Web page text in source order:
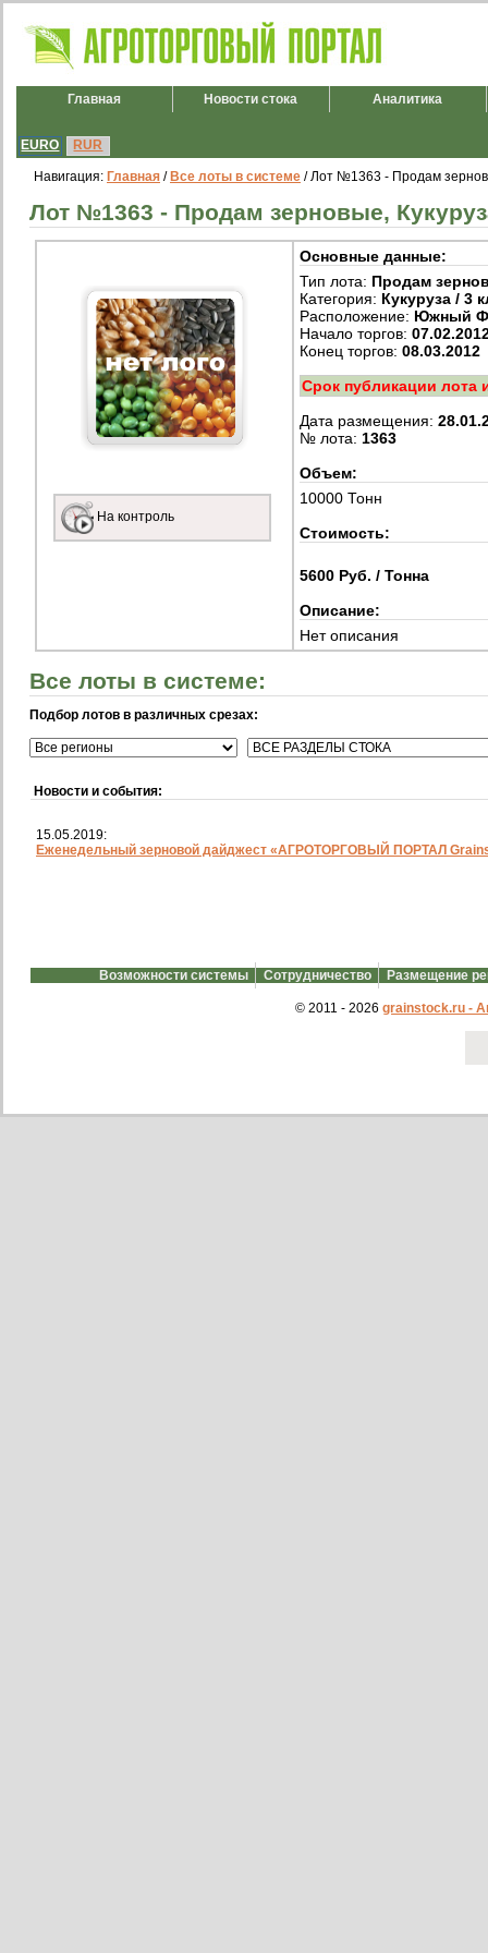
Главная Новости стока Аналитика
EURO RUR
Навигация: Главная / Все лоты в системе / Лот №1363 - Продам
Лот №1363 - Продам зерновые,
На контроль
Основные данные:
Тип лота: Продам
Категория: Кукуруза / 3
Расположение: Южный
Начало торгов:
Конец торгов: 08.03.2012
Срок публикации лота
Дата размещения:
№ лота: 1363
Объем:
10000 Тонн
Стоимость:
5600 Руб. / Тонна
Описание:
Нет описания
Все лоты в системе:
Подбор лотов в различных срезах:
Новости и события:
15.05.2019:
Еженедельный зерновой дайджест «АГРОТОРГОВЫЙ ПОРТАЛ
Возможности системы Сотрудничество Размещение
© 2011 - 2026 grainstock.ru -